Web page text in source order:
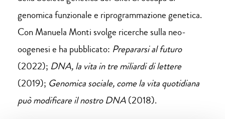
genomica funzionale e riprogrammazione genetica.
Con Manuela Monti svolge ricerche sulla neo-
oogenesi e ha pubblicato: Prepararsi al futuro
(2022); DNA, la vita in tre miliardi di lettere
(2019); Genomica sociale, come la vita quotidiana
può modificare il nostro DNA(2018).